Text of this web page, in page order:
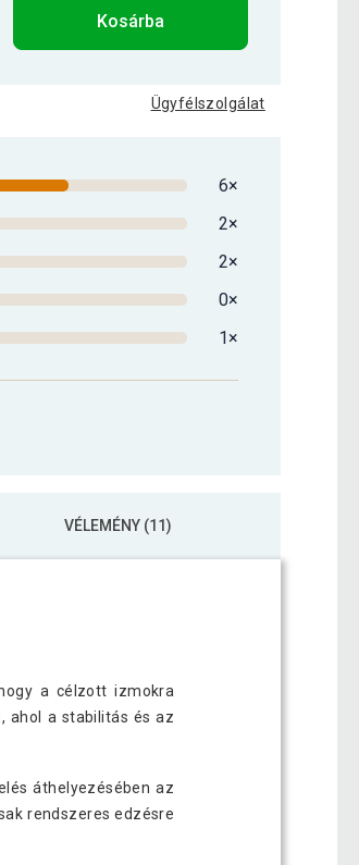
Kosárba
Ügyfélszolgálat
6×
2×
2×
0×
1×
VÉLEMÉNY (11)
a célzott izmokra
ahol a stabilitás és az
áthelyezésében az
rendszeres edzésre